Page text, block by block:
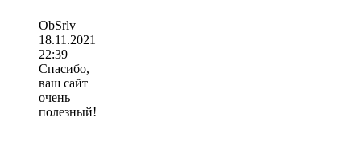
ОbSrlv
18.11.2021
22:39
Спасибо,
ваш сайт
очень
полезный!